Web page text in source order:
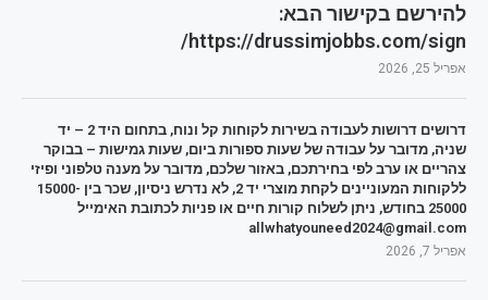
להירשם בקישור הבא:
https://drussimjobbs.com/sign/
אפריל 25, 2026
דרושים דרושות לעבודה בשירות לקוחות קל ונוח, בתחום היד 2 – יד
שניה, מדובר על עבודה של שעות ספורות ביום, שעות גמישות – בבוקר
צהריים או ערב לפי בחירתכם, באזור שלכם, מדובר על מענה טלפוני ופיזי
ללקוחות המעוניינים לקחת מוצרי יד 2, לא נדרש ניסיון, שכר בין 15000-
25000 בחודש, ניתן לשלוח קורות חיים או פניות לכתובת האימייל
allwhatyouneed2024@gmail.com
אפריל 7, 2026